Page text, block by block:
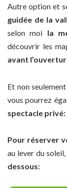
Autre option et
guidée de la
selon moi la
découvrir les
avant
Et non
vous pourrez
spectacle privé:
Pour réserver
au lever du
dessous: